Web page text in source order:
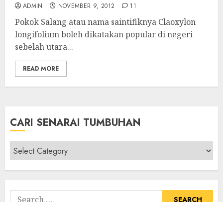
ADMIN NOVEMBER 9, 2012 11
Pokok Salang atau nama saintifiknya Claoxylon
longifolium boleh dikatakan popular di negeri
sebelah utara...
READ MORE
CARI SENARAI TUMBUHAN
Cari
Senarai
Tumbuhan
Search